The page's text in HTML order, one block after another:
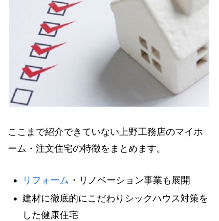
ここまで紹介できていない上野工務店のマイホ
ーム・注文住宅の特徴をまとめます。
リフォーム ・リノベーション事業も展開
建材に徹底的にこだわりシックハウス対策を
した健康住宅